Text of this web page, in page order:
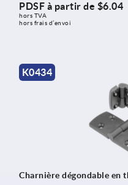
PDSF à partir de $6.04
hors TVA
hors frais d’envoi
K0434
Charnière dégondable en